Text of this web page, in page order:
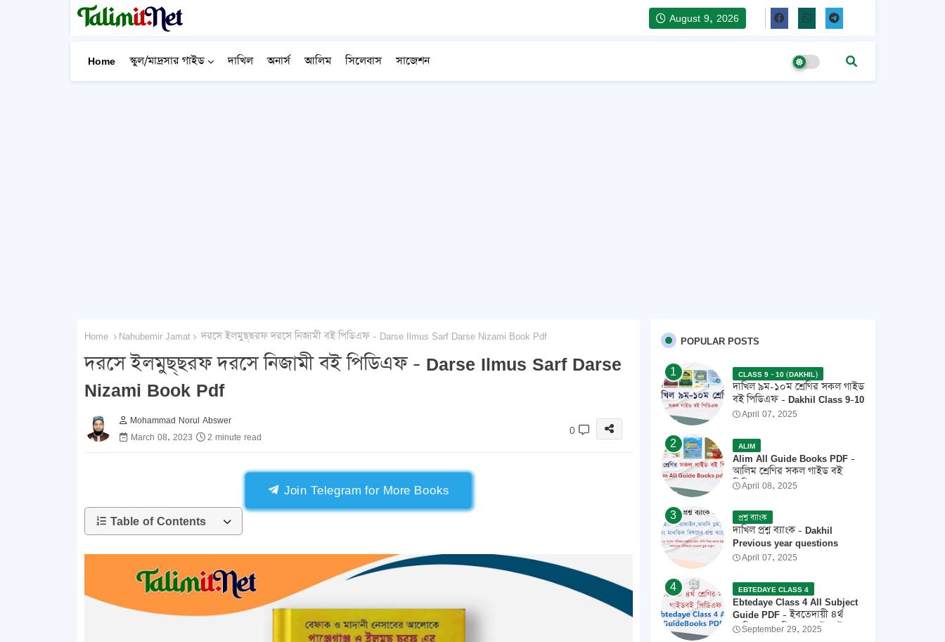
August 9, 2026
Home স্কুল/মাদ্রসার গাইড দাখিল অনার্স আলিম সিলেবাস সাজেশন
Home Nahubemir Jamat দরসে ইলমুছ্‌ছরফ দরসে নিজামী বই পিডিএফ - Darse Ilmus Sarf Darse Nizami Book Pdf
দরসে ইলমুছ্‌ছরফ দরসে নিজামী বই পিডিএফ - Darse Ilmus Sarf Darse
Nizami Book Pdf
Mohammad Norul Abswer
March 08, 2023
2 minute read 0
Join Telegram for More Books
Table of Contents
POPULAR POSTS
CLASS 9 - 10 (DAKHIL)
দাখিল ৯ম-১০ম শ্রেণির সকল গাইড
বই পিডিএফ - Dakhil Class 9-10
All Guide Books Pdf 2026 -
April 07, 2025
ALIM
Alim All Guide Books PDF -
আলিম শ্রেণির সকল গাইড বই
পিডিএফ 2026
April 08, 2025
প্রশ্ন ব্যাংক
দাখিল প্রশ্ন ব্যাংক - Dakhil
Previous year questions
April 07, 2025
EBTEDAYE CLASS 4
Ebtedaye Class 4 All Subject
Guide PDF - ইবতেদায়ী ৪র্থ
শ্রেণির সকল বিষয়ের গাইডবই
September 29, 2025